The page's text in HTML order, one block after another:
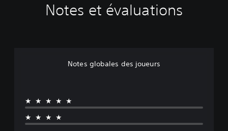
Notes et évaluations
Notes globales des joueurs
★★★★★
★★★★